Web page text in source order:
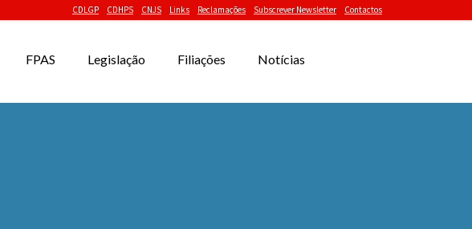
CDLGP CDHPS CNJS Links Reclamações Subscrever Newsletter Contactos
FPAS Legislação Filiações Notícias